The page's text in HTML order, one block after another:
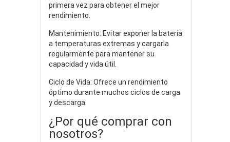
primera vez para obtener el mejor
rendimiento.
Mantenimiento: Evitar exponer la batería
a temperaturas extremas y cargarla
regularmente para mantener su
capacidad y vida útil.
Ciclo de Vida: Ofrece un rendimiento
óptimo durante muchos ciclos de carga
y descarga.
¿Por qué comprar con
nosotros?